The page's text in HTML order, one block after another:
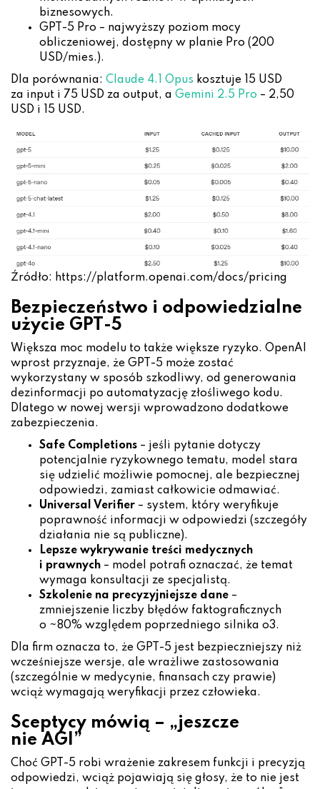
biznesowych.
GPT-5 Pro – najwyższy poziom mocy
obliczeniowej, dostępny w planie Pro (200
USD/mies.).
Dla porównania: Claude 4.1 Opus kosztuje 15 USD
za input i 75 USD za output, a Gemini 2.5 Pro – 2,50
USD i 15 USD.
Źródło: https://platform.openai.com/docs/pricing
Bezpieczeństwo i odpowiedzialne
użycie GPT-5
Większa moc modelu to także większe ryzyko. OpenAI
wprost przyznaje, że GPT-5 może zostać
wykorzystany w sposób szkodliwy, od generowania
dezinformacji po automatyzację złośliwego kodu.
Dlatego w nowej wersji wprowadzono dodatkowe
zabezpieczenia.
Safe Completions – jeśli pytanie dotyczy
potencjalnie ryzykownego tematu, model stara
się udzielić możliwie pomocnej, ale bezpiecznej
odpowiedzi, zamiast całkowicie odmawiać.
Universal Verifier – system, który weryfikuje
poprawność informacji w odpowiedzi (szczegóły
działania nie są publiczne).
Lepsze wykrywanie treści medycznych
i prawnych – model potrafi oznaczać, że temat
wymaga konsultacji ze specjalistą.
Szkolenie na precyzyjniejsze dane –
zmniejszenie liczby błędów faktograficznych
o ~80% względem poprzedniego silnika o3.
Dla firm oznacza to, że GPT-5 jest bezpieczniejszy niż
wcześniejsze wersje, ale wrażliwe zastosowania
(szczególnie w medycynie, finansach czy prawie)
wciąż wymagają weryfikacji przez człowieka.
Sceptycy mówią – „jeszcze
nie AGI”
Choć GPT-5 robi wrażenie zakresem funkcji i precyzją
odpowiedzi, wciąż pojawiają się głosy, że to nie jest